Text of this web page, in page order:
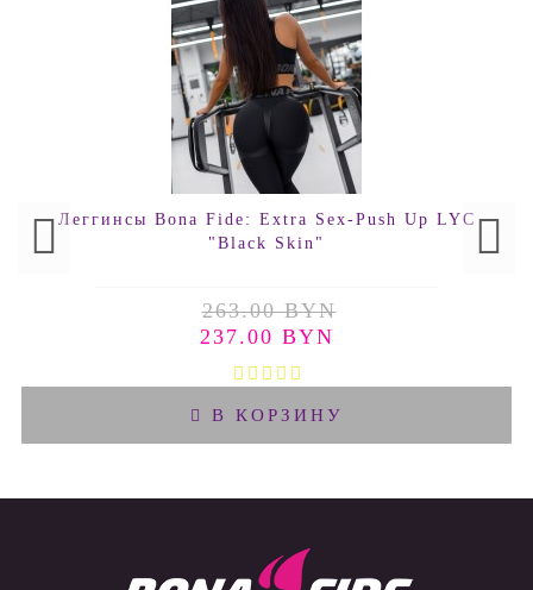
Леггинсы Bona Fide: Extra Sex-Push Up LYC
"Black Skin"
263.00 BYN
237.00 BYN
В КОРЗИНУ